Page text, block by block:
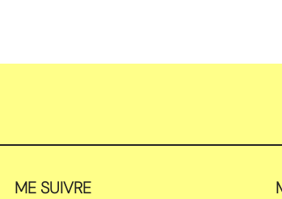
ME SUIVRE